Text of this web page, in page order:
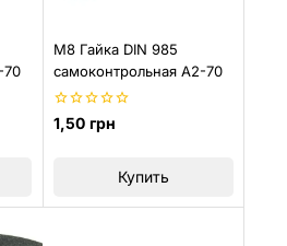
70
M8 Гайка DIN 985
самоконтрольная A2-70
0
из
1,50 грн
Купить